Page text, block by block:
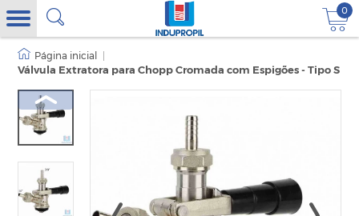
0
Válvula Extratora para Chopp Cromada com Espigões - Tipo S